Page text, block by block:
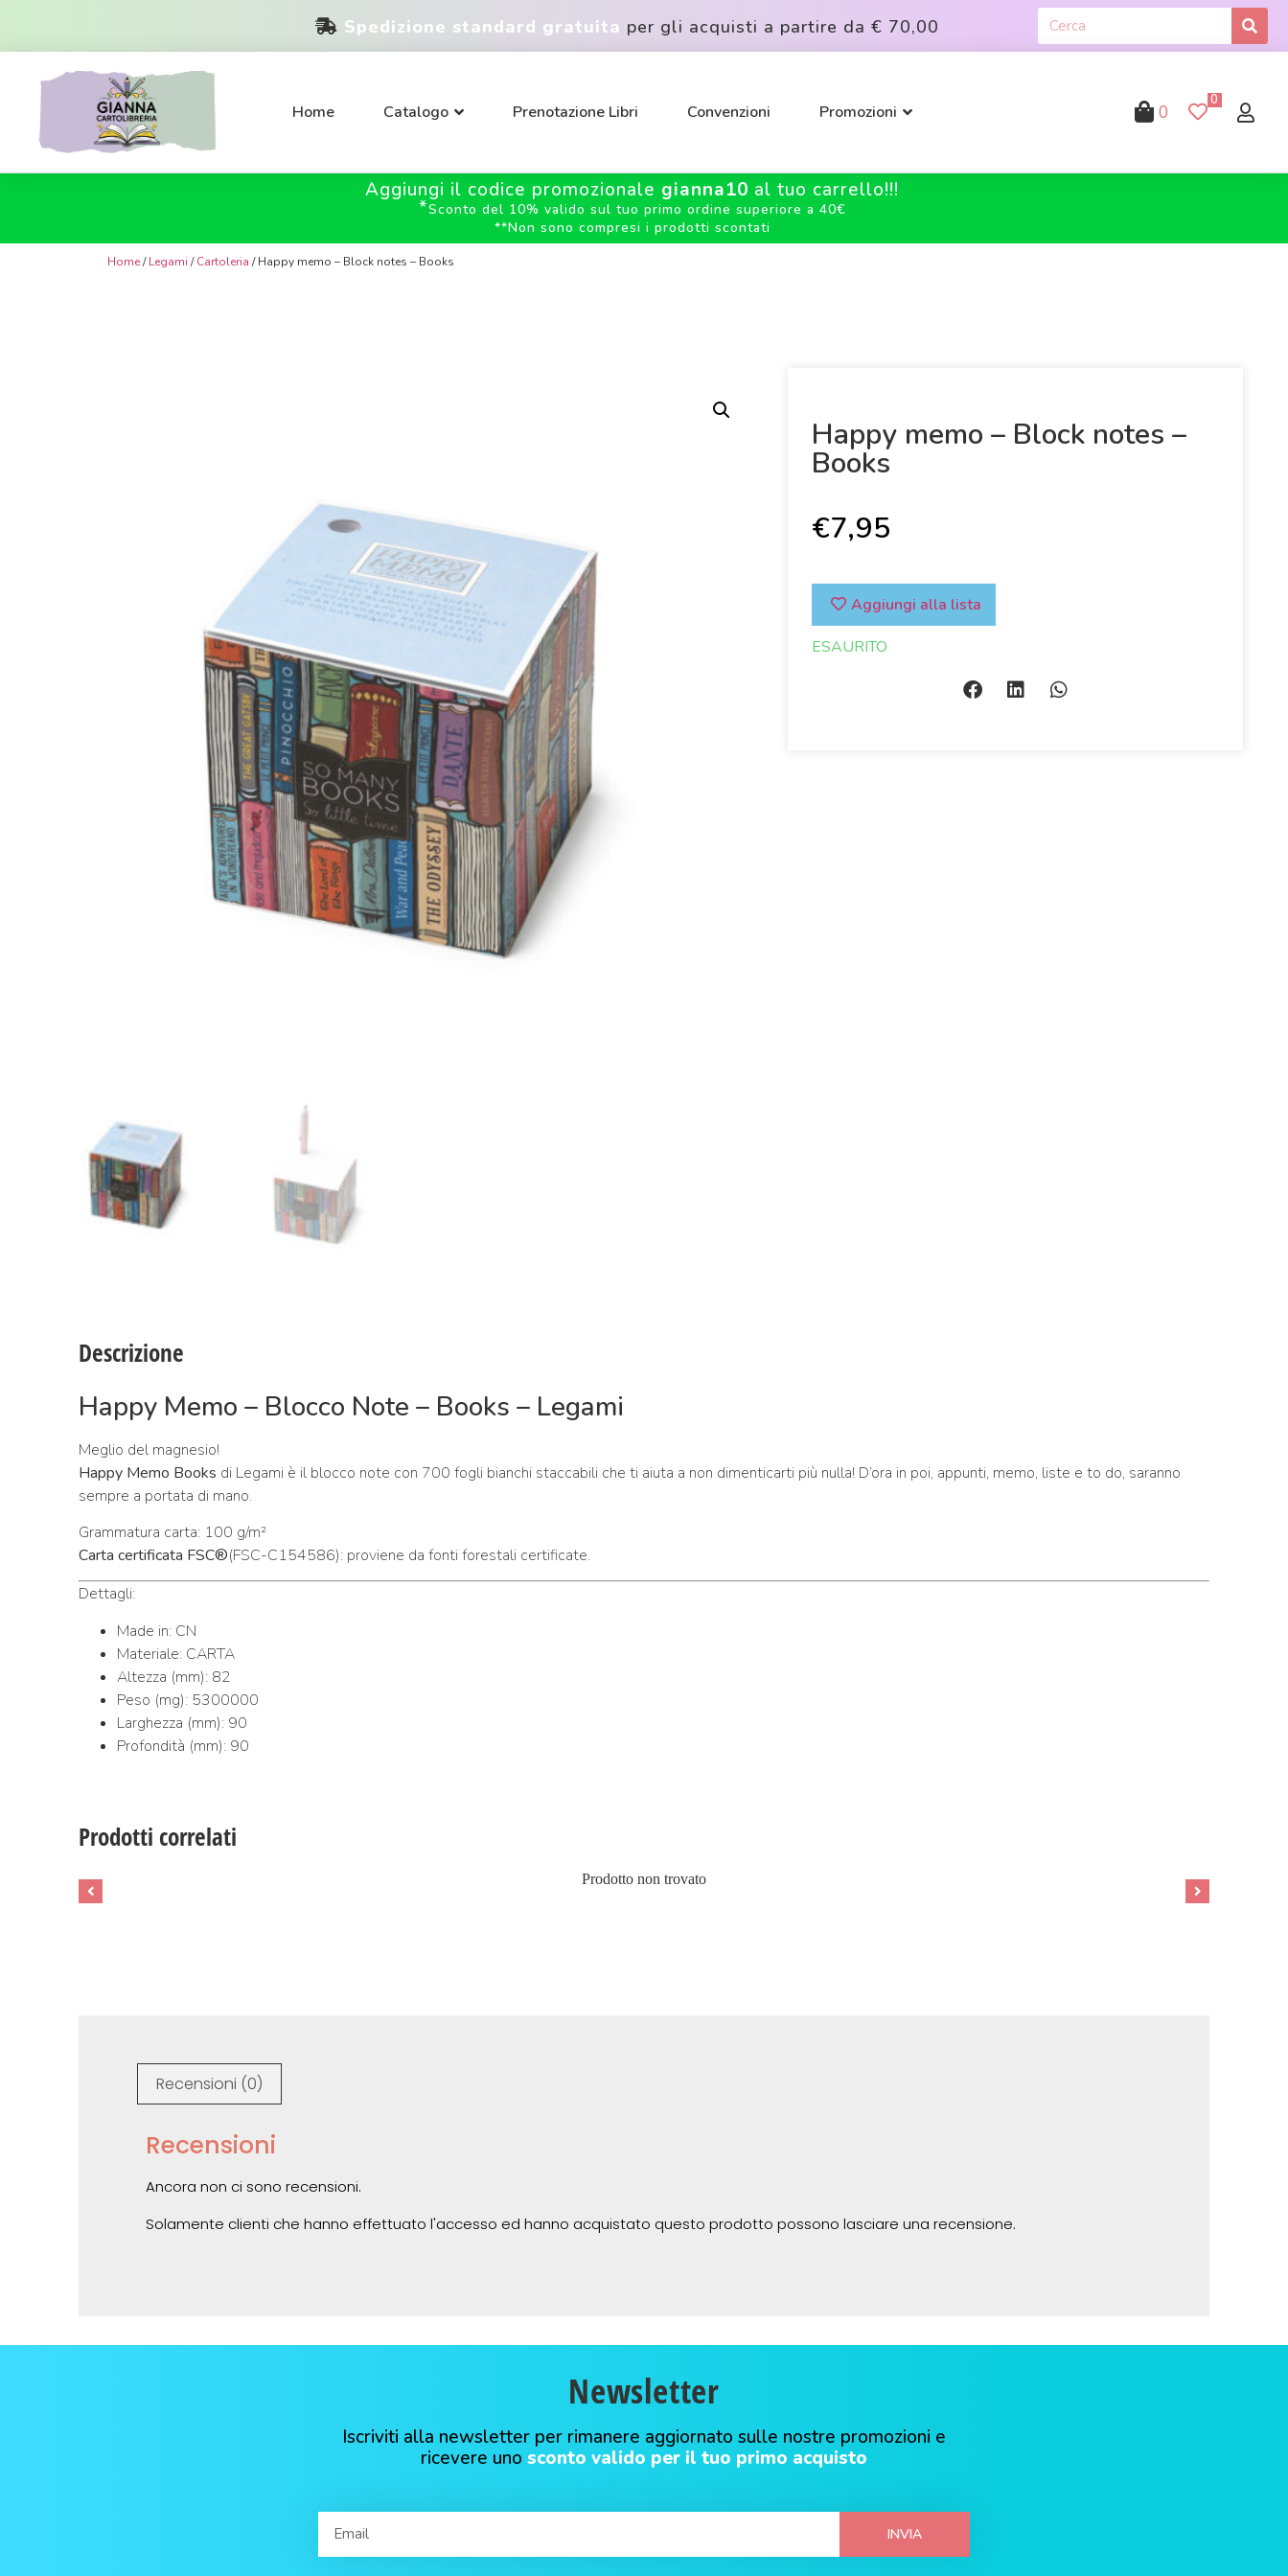
Spedizione standard gratuita per gli acquisti a partire da € 70,00
Home Catalogo Prenotazione Libri Convenzioni Promozioni 0
0
Aggiungi il codice promozionale gianna10 al tuo carrello!!!
*Sconto del 10% valido sul tuo primo ordine superiore a 40€
**Non sono compresi i prodotti scontati
Home/Legami /Cartoleria / Happy memo – Block notes – Books
Happy memo – Block notes –
Books
€7,95
Aggiungi alla lista
ESAURITO
Descrizione
Happy Memo – Blocco Note – Books – Legami
Meglio del magnesio!
Happy Memo Books di Legami è il blocco note con 700 fogli bianchi staccabili che ti aiuta a non dimenticarti più nulla! D’ora in poi, appunti, memo, liste e to do, saranno
sempre a portata di mano.
Grammatura carta: 100 g/m²
Carta certificata FSC®(FSC-C154586): proviene da fonti forestali certificate.
Dettagli:
Made in: CN
Materiale: CARTA
Altezza (mm): 82
Peso (mg): 5300000
Larghezza (mm): 90
Profondità (mm): 90
Prodotti correlati
Prodotto non trovato
Recensioni (0)
Recensioni
Ancora non ci sono recensioni.
Solamente clienti che hanno effettuato l'accesso ed hanno acquistato questo prodotto possono lasciare una recensione.
Newsletter
Iscriviti alla newsletter per rimanere aggiornato sulle nostre promozioni e
ricevere uno sconto valido per il tuo primo acquisto
INVIA